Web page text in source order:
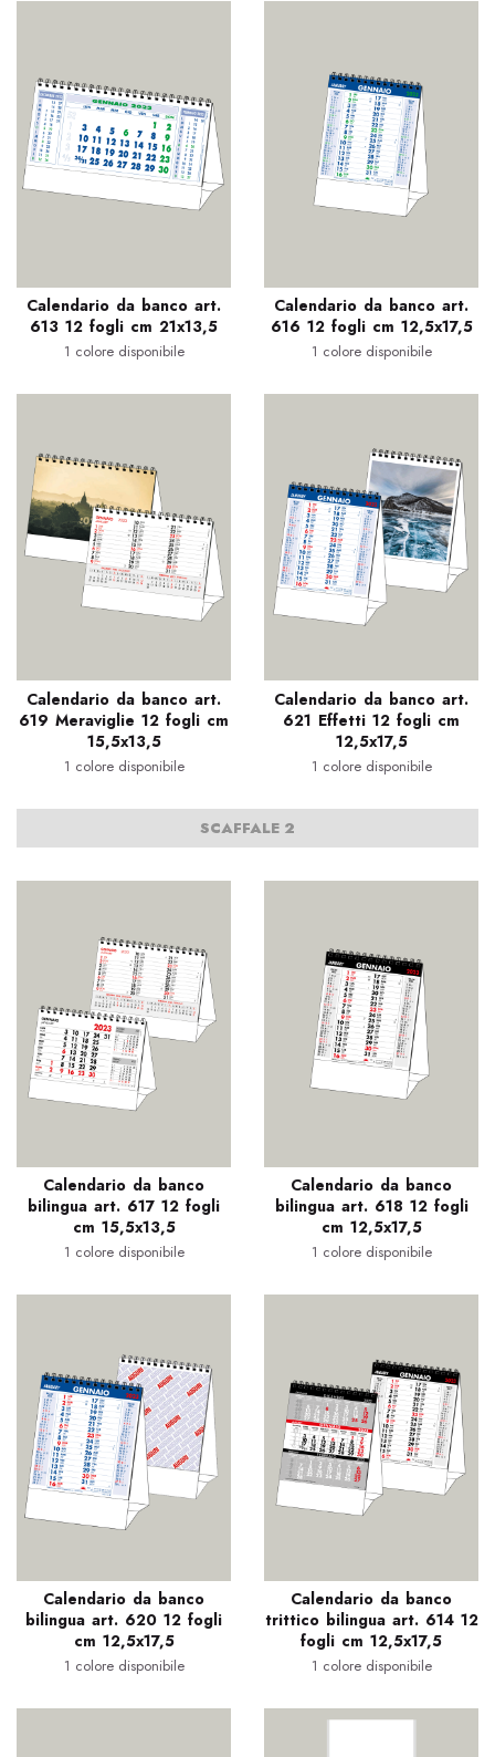
Calendario da banco art.
613 12 fogli cm 21x13,5
1 colore disponibile
Calendario da banco art.
616 12 fogli cm 12,5x17,5
1 colore disponibile
Calendario da banco art.
619 Meraviglie 12 fogli cm
15,5x13,5
1 colore disponibile
Calendario da banco art.
621 Effetti 12 fogli cm
12,5x17,5
1 colore disponibile
SCAFFALE 2
Calendario da banco
bilingua art. 617 12 fogli
cm 15,5x13,5
1 colore disponibile
Calendario da banco
bilingua art. 618 12 fogli
cm 12,5x17,5
1 colore disponibile
Calendario da banco
bilingua art. 620 12 fogli
cm 12,5x17,5
1 colore disponibile
Calendario da banco
trittico bilingua art. 614 12
fogli cm 12,5x17,5
1 colore disponibile